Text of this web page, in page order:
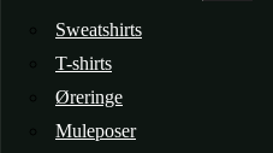
Sweatshirts
T-shirts
Øreringe
Muleposer